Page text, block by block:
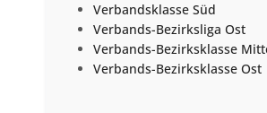
Verbandsklasse Süd
Verbands-Bezirksliga Ost
Verbands-Bezirksklasse
Verbands-Bezirksklasse Ost